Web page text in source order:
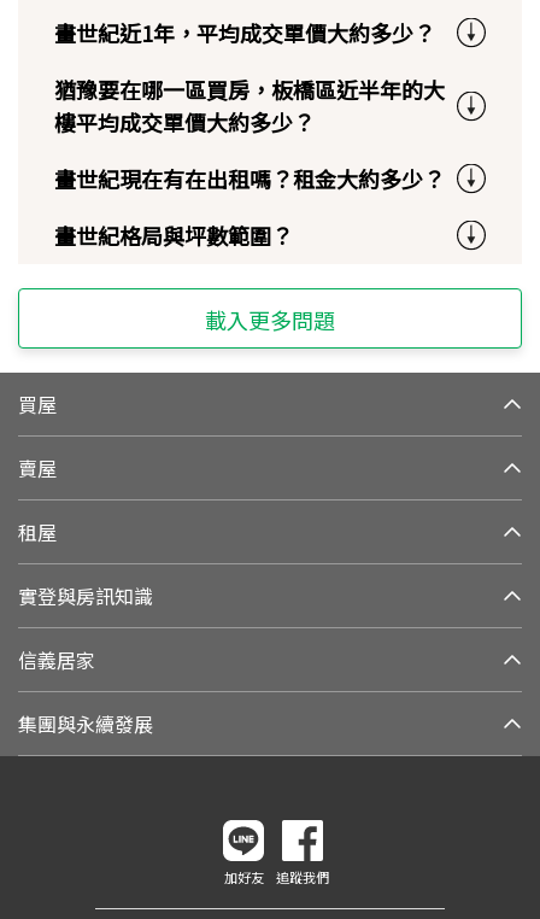
畫世紀近1年，平均成交單價大約多少？
猶豫要在哪一區買房，板橋區近半年的大
樓平均成交單價大約多少？
畫世紀現在有在出租嗎？租金大約多少？
畫世紀格局與坪數範圍？
載入更多問題
買屋
賣屋
租屋
實登與房訊知識
信義居家
集團與永續發展
加好友 追蹤我們